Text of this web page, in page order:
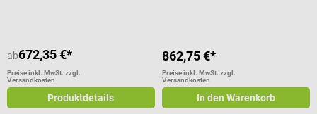
ab672,35 €*
Preise inkl. MwSt. zzgl.
Versandkosten
Produktdetails
862,75 €*
Preise inkl. MwSt. zzgl.
Versandkosten
In den Warenkorb